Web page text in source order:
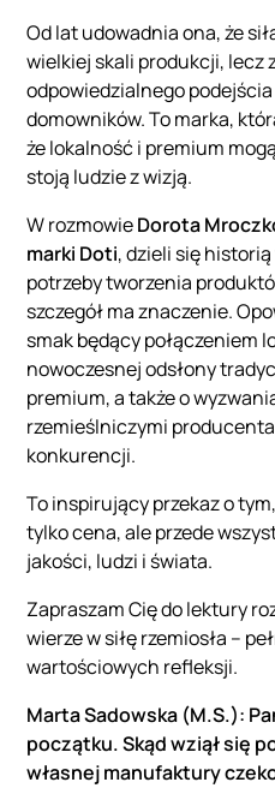
Od lat udowadnia ona, że
wielkiej skali produkcji, lecz
odpowiedzialnego
domowników. To marka,
że lokalność i premium
stoją ludzie z wizją.
W rozmowieDorota
marki Doti, dzieli się
potrzeby tworzenia
szczegół ma znaczenie.
smak będący połączeniem
nowoczesnej odsłony
premium, a także o
rzemieślniczymi
konkurencji.
To inspirujący przekaz o
tylko cena, ale przede
jakości, ludzi i świata.
Zapraszam Cię do lektury
wierze w siłę rzemiosła –
wartościowych refleksji.
Marta Sadowska (M.S.):
początku. Skąd wziął się
własnej manufaktury